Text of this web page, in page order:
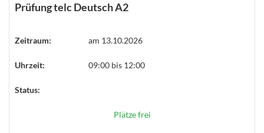
Prüfung telc Deutsch A2
Zeitraum: am 13.10.2026
Uhrzeit: 09:00 bis 12:00
Status:
Plätze frei